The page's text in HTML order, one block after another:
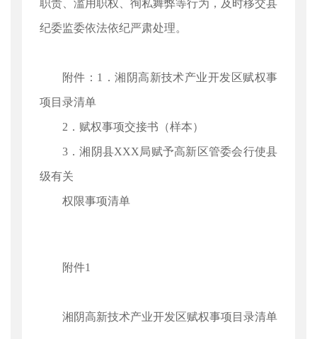
职责、滥用职权、徇私舞弊等行为，及时移交县
纪委监委依法依纪严肃处理。
附件：1．湘阴高新技术产业开发区赋权事
项目录清单
2．赋权事项交接书（样本）
3．湘阴县XXX局赋予高新区管委会行使县
级有关
权限事项清单
附件1
湘阴高新技术产业开发区赋权事项目录清单